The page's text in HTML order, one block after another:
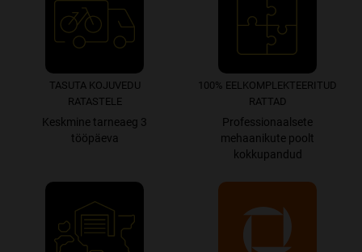
TASUTA KOJUVEDU
RATASTELE
Keskmine tarneaeg 3
tööpäeva
100% EEL­­­­KOMPLEK­TEERITUD
RATTAD
Professionaalsete
mehaanikute poolt
kokkupandud